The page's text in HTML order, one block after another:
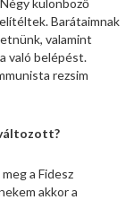
különböző
Barátaimnak
valamint
való belépést.
rezsim
a Fidesz
akkor a